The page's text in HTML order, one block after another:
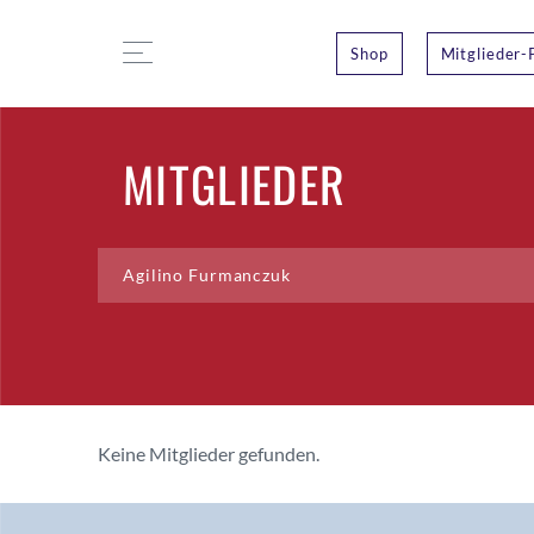
Shop Mitglieder-
MITGLIEDER
Keine Mitglieder gefunden.